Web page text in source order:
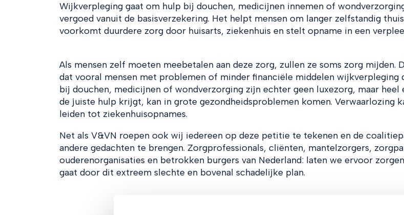
Wijkverpleging gaat om hulp bij douchen, medicijnen innemen of
vergoed vanuit de basisverzekering. Het helpt mensen om langer zelfstandig
voorkomt duurdere zorg door huisarts, ziekenhuis en stelt opname in een
Als mensen zelf moeten meebetalen aan deze zorg, zullen ze soms zorg mijden.
dat vooral mensen met problemen of minder financiële middelen wijkverpleging
bij douchen, medicijnen of wondverzorging zijn echter geen luxezorg, maar heel
de juiste hulp krijgt, kan in grote gezondheidsproblemen komen. Verwaarlozing
leiden tot ziekenhuisopnames.
Net als V&VN roepen ook wij iedereen op deze petitie te tekenen en de
andere gedachten te brengen. Zorgprofessionals, cliënten, mantelzorgers,
ouderenorganisaties en betrokken burgers van Nederland: laten we ervoor
gaat door dit extreem slechte en bovenal schadelijke plan.